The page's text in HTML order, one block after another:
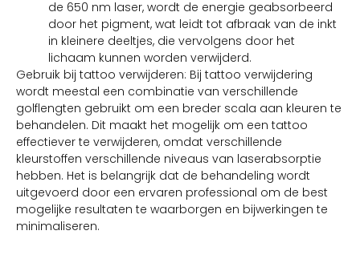
de 650 nm laser, wordt de energie geabsorbeerd
door het pigment, wat leidt tot afbraak van de inkt
in kleinere deeltjes, die vervolgens door het
lichaam kunnen worden verwijderd.
Gebruik bij tattoo verwijderen: Bij tattoo verwijdering
wordt meestal een combinatie van verschillende
golflengten gebruikt om een breder scala aan kleuren te
behandelen. Dit maakt het mogelijk om een tattoo
effectiever te verwijderen, omdat verschillende
kleurstoffen verschillende niveaus van laserabsorptie
hebben. Het is belangrijk dat de behandeling wordt
uitgevoerd door een ervaren professional om de best
mogelijke resultaten te waarborgen en bijwerkingen te
minimaliseren.